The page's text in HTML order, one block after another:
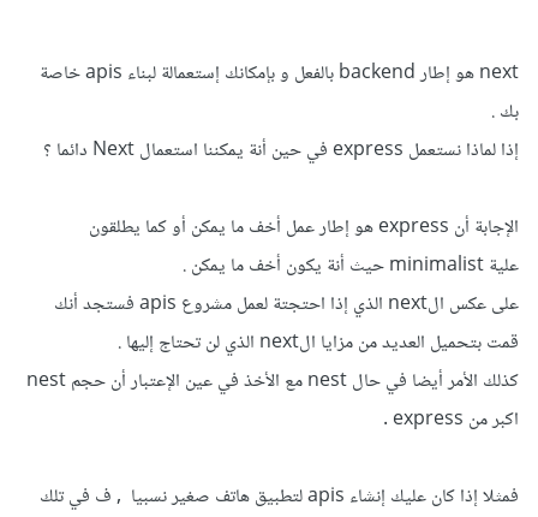
next هو إطار backend بالفعل و بإمكانك إستعمالة لبناء apis خاصة
بك .
إذا لماذا نستعمل express في حين أنة يمكننا استعمال Next دائما ؟
الإجابة أن express هو إطار عمل أخف ما يمكن أو كما يطلقون
علية minimalist حيث أنة يكون أخف ما يمكن .
على عكس الnext الذي إذا احتجتة لعمل مشروع apis فستجد أنك
قمت بتحميل العديد من مزايا الnext الذي لن تحتاج إليها .
كذلك الأمر أيضا في حال nest مع الأخذ في عين الإعتبار أن حجم nest
اكبر من express .
فمثلا إذا كان عليك إنشاء apis لتطبيق هاتف صغير نسبيا , ف في تلك